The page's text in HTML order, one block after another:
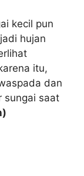
kecil pun
hujan
itu,
dan
sungai saat